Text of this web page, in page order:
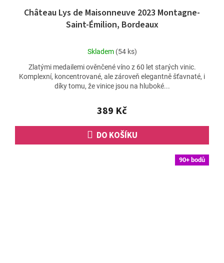
Château Lys de Maisonneuve 2023 Montagne-
Saint-Émilion, Bordeaux
Průměrné
produktu
je
5,0
5
hvězdiček.
Skladem (54 ks)
389 Kč
DO KOŠÍKU
Zlatými medailemi ověnčené víno z 60 let starých vinic.
Komplexní, koncentrované, ale zároveň elegantně šťavnaté, i
díky tomu, že vinice jsou na hluboké...
90+ bodů